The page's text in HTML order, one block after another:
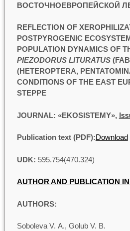
ВОСТОЧНОЕВРОПЕЙСКОЙ
REFLECTION OF
POSTPYROGENIC
POPULATION DYNAMICS OF
PIEZODORUS LITURATUS
(HETEROPTERA,
CONDITIONS OF THE EAST
STEPPE
JOURNAL: «EKOSISTEMY»,
Publication text (PDF):Download
UDK: 595.754(470.324)
AUTHOR AND PUBLICATION
AUTHORS:
Soboleva V. A., Golub V. B.